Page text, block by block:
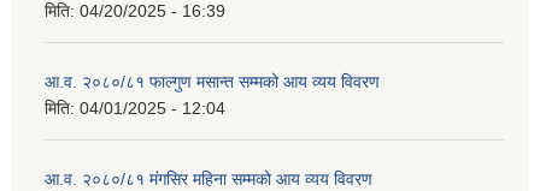
मिति: 04/20/2025 - 16:39
आ.व. २०८०/८१ फाल्गुण मसान्त सम्मको आय व्यय विवरण
मिति: 04/01/2025 - 12:04
आ.व. २०८०/८१ मंगसिर महिना सम्मको आय व्यय विवरण